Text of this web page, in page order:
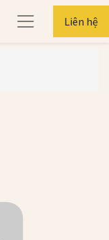
Liên hệ